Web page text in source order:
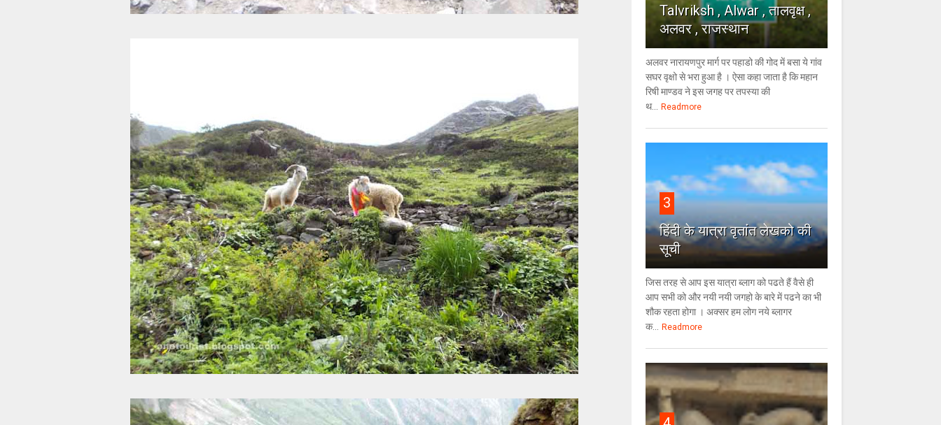
Talvriksh , Alwar , तालवृक्ष ,
अलवर , राजस्थान
अलवर नारायणपुर मार्ग पर पहाडो की गोद में बसा ये गांव
सघर वृक्षो से भरा हुआ है । ऐसा कहा जाता है कि महान
रिषी माण्डव ने इस जगह पर तपस्या की
थ...
Readmore
3
हिंदी के यात्रा वृतांत लेखको की
सूची
जिस तरह से आप इस यात्रा ब्लाग को पढते हैं वैसे ही
आप सभी को और नयी नयी जगहो के बारे में पढने का भी
शौक रहता होगा । अक्सर हम लोग नये ब्लागर
क...
Readmore